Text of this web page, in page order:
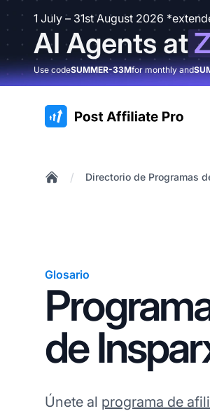
1 July – 31st August 2026
AI Agents at
Use codeSUMMER-33Mfor monthly and
:site.title
/ Directorio de Programas
Glosario
de
Únete al programa de